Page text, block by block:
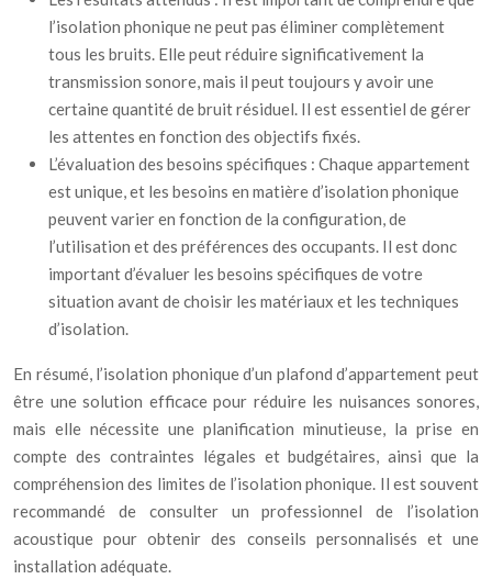
l’isolation phonique ne peut pas éliminer complètement
tous les bruits. Elle peut réduire significativement la
transmission sonore, mais il peut toujours y avoir une
certaine quantité de bruit résiduel. Il est essentiel de gérer
les attentes en fonction des objectifs fixés.
L’évaluation des besoins spécifiques : Chaque appartement
est unique, et les besoins en matière d’isolation phonique
peuvent varier en fonction de la configuration, de
l’utilisation et des préférences des occupants. Il est donc
important d’évaluer les besoins spécifiques de votre
situation avant de choisir les matériaux et les techniques
d’isolation.
En résumé, l’isolation phonique d’un plafond d’appartement peut
être une solution efficace pour réduire les nuisances sonores,
mais elle nécessite une planification minutieuse, la prise en
compte des contraintes légales et budgétaires, ainsi que la
compréhension des limites de l’isolation phonique. Il est souvent
recommandé de consulter un professionnel de l’isolation
acoustique pour obtenir des conseils personnalisés et une
installation adéquate.